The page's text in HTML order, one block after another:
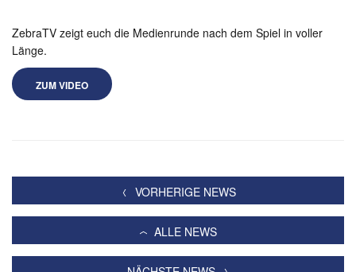
ZebraTV zeigt euch die Medienrunde nach dem Spiel in voller
Länge.
ZUM VIDEO
VORHERIGE NEWS
ALLE NEWS